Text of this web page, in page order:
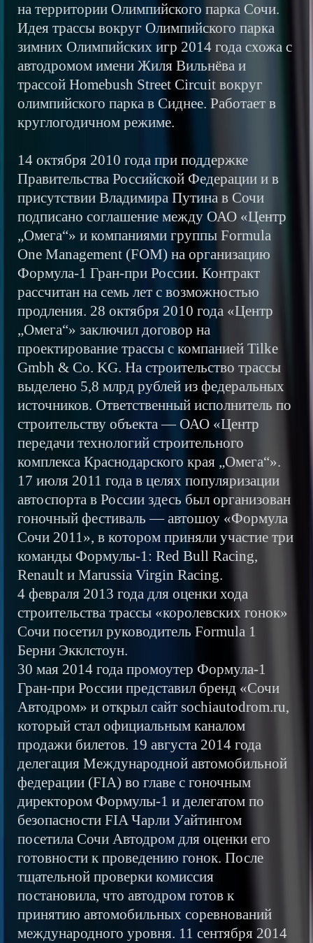
на территории Олимпийского парка Сочи.
Идея трассы вокруг Олимпийского парка
зимних Олимпийских игр 2014 года схожа с
автодромом имени Жиля Вильнёва и
трассой Homebush Street Circuit вокруг
олимпийского парка в Сиднее. Работает в
круглогодичном режиме.
14 октября 2010 года при поддержке
Правительства Российской Федерации и в
присутствии Владимира Путина в Сочи
подписано соглашение между ОАО «Центр
„Омега“» и компаниями группы Formula
One Management (FOM) на организацию
Формула-1 Гран-при России. Контракт
рассчитан на семь лет с возможностью
продления. 28 октября 2010 года «Центр
„Омега“» заключил договор на
проектирование трассы с компанией Tilke
Gmbh & Co. KG. На строительство трассы
выделено 5,8 млрд рублей из федеральных
источников. Ответственный исполнитель по
строительству объекта — ОАО «Центр
передачи технологий строительного
комплекса Краснодарского края „Омега“».
17 июля 2011 года в целях популяризации
автоспорта в России здесь был организован
гоночный фестиваль — автошоу «Формула
Сочи 2011», в котором приняли участие три
команды Формулы-1: Red Bull Racing,
Renault и Marussia Virgin Racing.
4 февраля 2013 года для оценки хода
строительства трассы «королевских гонок»
Сочи посетил руководитель Formula 1
Берни Экклстоун.
30 мая 2014 года промоутер Формула-1
Гран-при России представил бренд «Сочи
Автодром» и открыл сайт sochiautodrom.ru,
который стал официальным каналом
продажи билетов. 19 августа 2014 года
делегация Международной автомобильной
федерации (FIA) во главе с гоночным
директором Формулы-1 и делегатом по
безопасности FIA Чарли Уайтингом
посетила Сочи Автодром для оценки его
готовности к проведению гонок. После
тщательной проверки комиссия
постановила, что автодром готов к
принятию автомобильных соревнований
международного уровня. 11 сентября 2014